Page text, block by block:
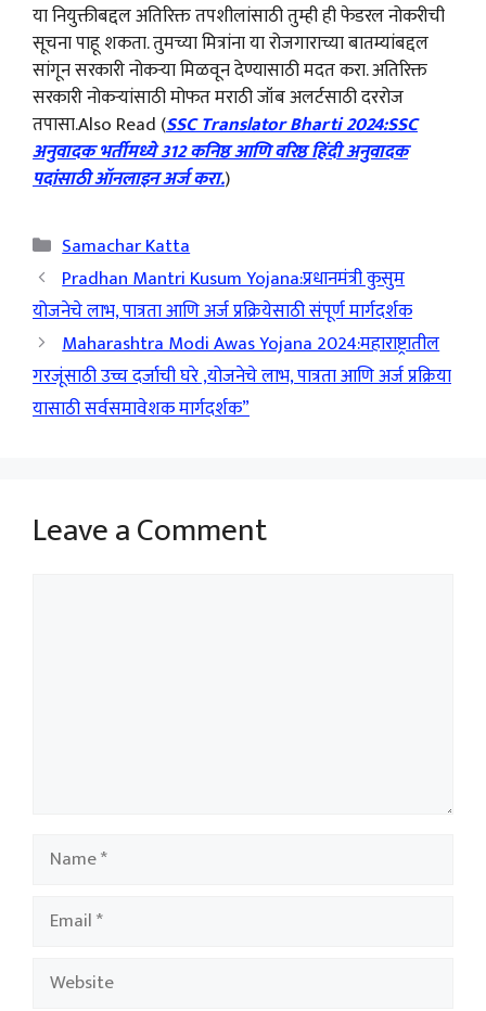
या नियुक्तीबद्दल अतिरिक्त तपशीलांसाठी तुम्ही ही फेडरल नोकरीची
सूचना पाहू शकता. तुमच्या मित्रांना या रोजगाराच्या बातम्यांबद्दल
सांगून सरकारी नोकऱ्या मिळवून देण्यासाठी मदत करा. अतिरिक्त
सरकारी नोकऱ्यांसाठी मोफत मराठी जॉब अलर्टसाठी दररोज
तपासा.Also Read (SSC Translator Bharti 2024:SSC
अनुवादक भर्तीमध्ये 312 कनिष्ठ आणि वरिष्ठ हिंदी अनुवादक
पदांसाठी ऑनलाइन अर्ज करा.)
Categories
Samachar Katta
Pradhan Mantri Kusum Yojana:प्रधानमंत्री कुसुम
योजनेचे लाभ, पात्रता आणि अर्ज प्रक्रियेसाठी संपूर्ण मार्गदर्शक
Maharashtra Modi Awas Yojana 2024:महाराष्ट्रातील
गरजूंसाठी उच्च दर्जाची घरे ,योजनेचे लाभ, पात्रता आणि अर्ज प्रक्रिया
यासाठी सर्वसमावेशक मार्गदर्शक”
Leave a Comment
Name
Email
Website